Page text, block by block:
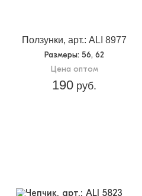
Ползунки, арт.: ALI 8977
Размеры: 56, 62
Цена оптом
190 руб.